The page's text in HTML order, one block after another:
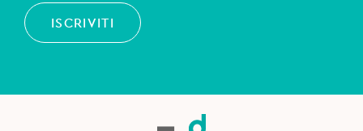
ISCRIVITI